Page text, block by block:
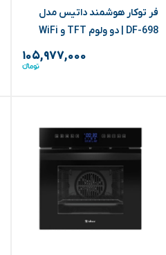
فر توکار هوشمند داتیس مدل
DF-698 | دو ولوم TFT و WiFi
۱۰۵,۹۷۷,۰۰۰